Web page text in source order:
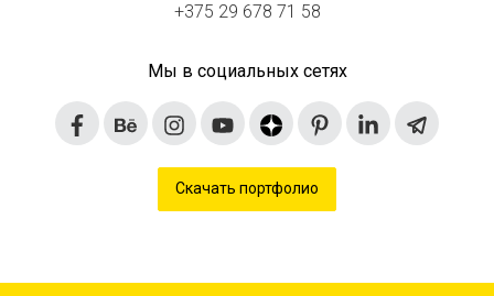
+375 29 678 71 58
Мы в социальных сетях
Скачать портфолио